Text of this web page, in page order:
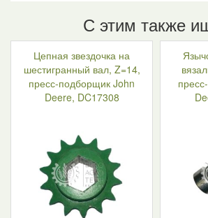
С этим также
Цепная звездочка на
шестигранный вал, Z=14,
пресс-подборщик John
Deere, DC17308